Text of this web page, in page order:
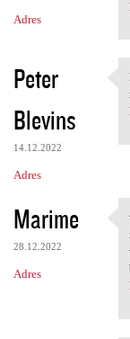
Adres
Peter
Blevins
14.12.2022
Adres
Marime
28.12.2022
Adres